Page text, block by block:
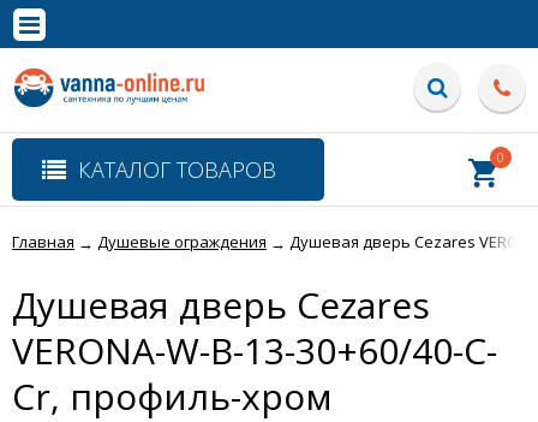
Полная версия сайта
КАТАЛОГ ТОВАРОВ 0
Главная → Душевые ограждения → Душевая дверь Cezares
Душевая дверь Cezares
VERONA-W-B-13-30+60/40-C-
Cr, профиль-хром